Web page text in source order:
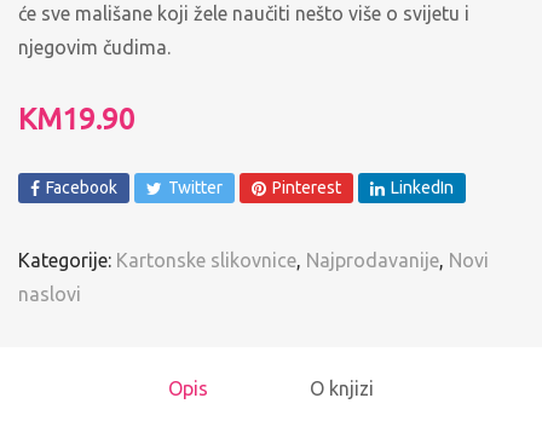
će sve mališane koji žele naučiti nešto više o svijetu i
njegovim čudima.
KM19.90
Facebook Twitter Pinterest LinkedIn
Kategorije: Kartonske slikovnice, Najprodavanije, Novi
naslovi
Opis O knjizi